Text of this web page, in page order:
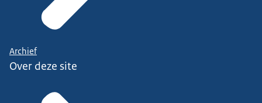
Archief
Over deze site